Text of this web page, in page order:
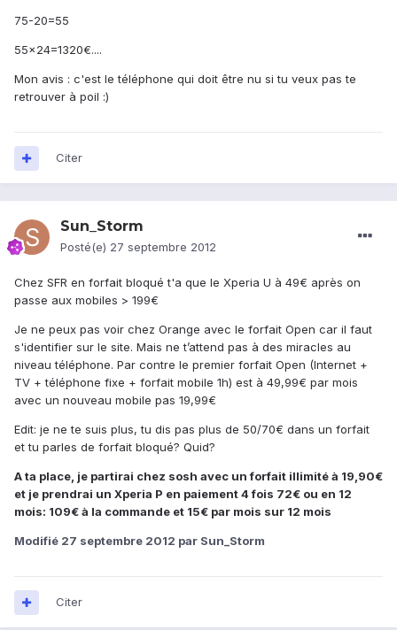
75-20=55
55x24=1320€....
Mon avis : c'est le téléphone qui doit être nu si tu veux pas te
retrouver à poil :)
Citer
Sun_Storm
Posté(e) 27 septembre 2012
Chez SFR en forfait bloqué t'a que le Xperia U à 49€ après on
passe aux mobiles > 199€
Je ne peux pas voir chez Orange avec le forfait Open car il faut
s'identifier sur le site. Mais ne t’attend pas à des miracles au
niveau téléphone. Par contre le premier forfait Open (Internet +
TV + téléphone fixe + forfait mobile 1h) est à 49,99€ par mois
avec un nouveau mobile pas 19,99€
Edit: je ne te suis plus, tu dis pas plus de 50/70€ dans un forfait
et tu parles de forfait bloqué? Quid?
A ta place, je partirai chez sosh avec un forfait illimité à 19,90€
et je prendrai un Xperia P en paiement 4 fois 72€ ou en 12
mois: 109€ à la commande et 15€ par mois sur 12 mois
Modifié 27 septembre 2012 par Sun_Storm
Citer